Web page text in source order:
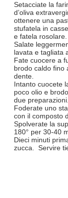
Setacciate la
d’oliva
ottenere una
stufatela in
e fatela rosolare.
Salate
lavata e tagliata
Fate cuocere a
brodo caldo fino
dente.
Intanto cuocete
poco olio e
due preparazioni.
Foderate uno
con il composto
Spolverate la
180° per 30-40
Dieci minuti
zucca. Servire